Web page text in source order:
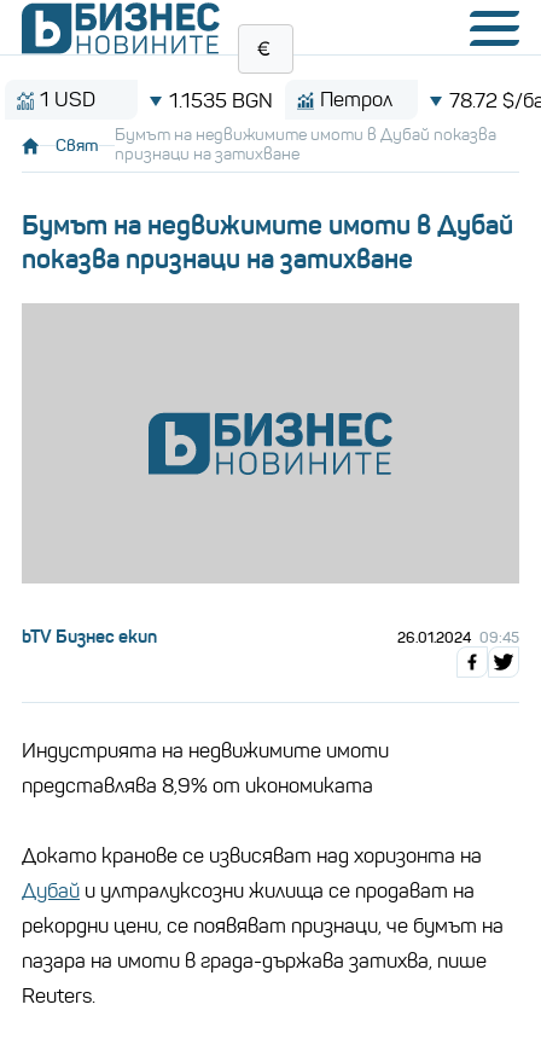
1.1535 BGN Петрол 78.72 $/барел
Свят
Бумът на недвижимите имоти в Дубай показва
признаци на затихване
Бумът на недвижимите имоти в Дубай
показва признаци на затихване
bTV Бизнес екип 26.01.2024 09:45
Индустрията на недвижимите имоти
представлява 8,9% от икономиката
Докато кранове се извисяват над хоризонта на
Дубай и ултралуксозни жилища се продават на
рекордни цени, се появяват признаци, че бумът на
пазара на имоти в града-държава затихва, пише
Reuters.